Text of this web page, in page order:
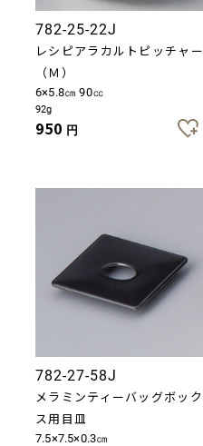
782-25-22J
レシピアラカルトピッチャー
（Ｍ）
6×5.8㎝ 90㏄
92g
950 円
782-27-58J
メラミンティーバッグボック
ス用目皿
7.5×7.5×0.3㎝